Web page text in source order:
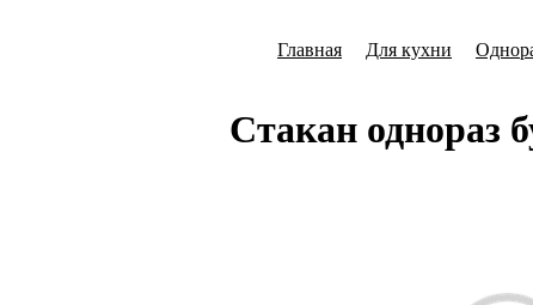
Главная Для кухни
Стакан однораз